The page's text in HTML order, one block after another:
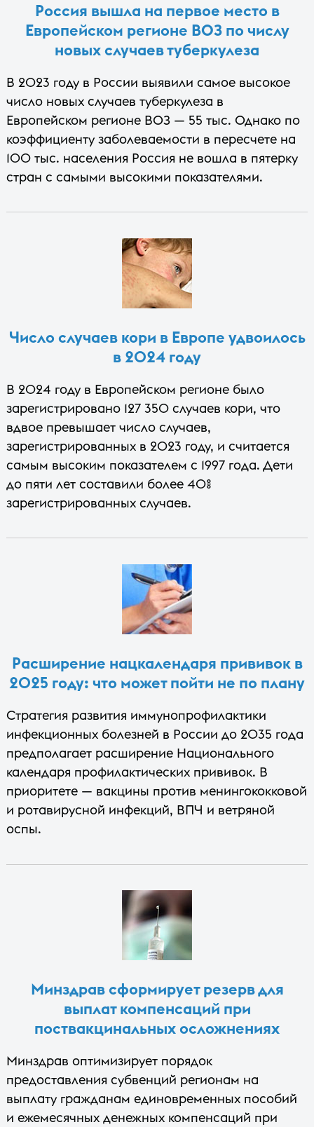
Россия вышла на первое место в
Европейском регионе ВОЗ по числу
новых случаев туберкулеза
В 2023 году в России выявили самое высокое
число новых случаев туберкулеза в
Европейском регионе ВОЗ — 55 тыс. Однако по
коэффициенту заболеваемости в пересчете на
100 тыс. населения Россия не вошла в пятерку
стран с самыми высокими показателями.
Число случаев кори в Европе удвоилось
в 2024 году
В 2024 году в Европейском регионе было
зарегистрировано 127 350 случаев кори, что
вдвое превышает число случаев,
зарегистрированных в 2023 году, и считается
самым высоким показателем с 1997 года. Дети
до пяти лет составили более 40%
зарегистрированных случаев.
Расширение нацкалендаря прививок в
2025 году: что может пойти не по плану
Стратегия развития иммунопрофилактики
инфекционных болезней в России до 2035 года
предполагает расширение Национального
календаря профилактических прививок. В
приоритете — вакцины против менингококковой
и ротавирусной инфекций, ВПЧ и ветряной
оспы.
Минздрав сформирует резерв для
выплат компенсаций при
поствакцинальных осложнениях
Минздрав оптимизирует порядок
предоставления субвенций регионам на
выплату гражданам единовременных пособий
и ежемесячных денежных компенсаций при